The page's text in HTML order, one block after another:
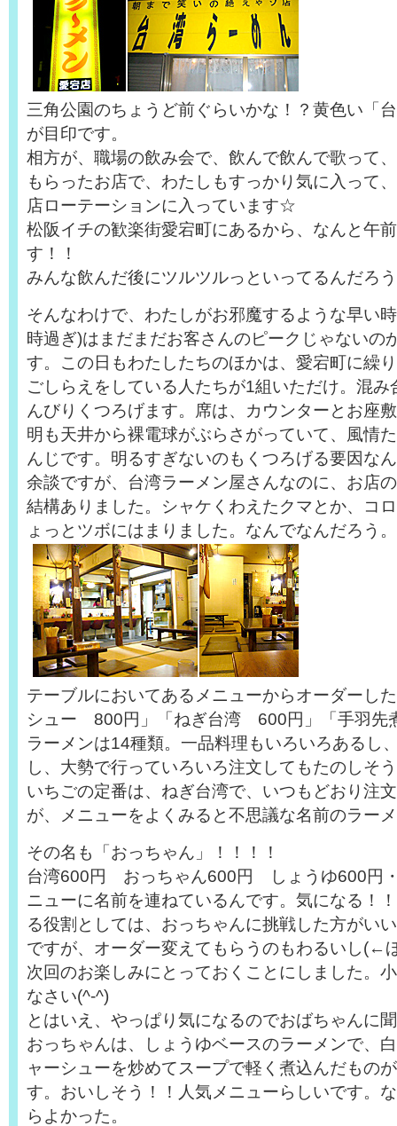
三角公園のちょうど前ぐらいかな！？黄色い「
が目印です。
相方が、職場の飲み会で、飲んで飲んで歌って
もらったお店で、わたしもすっかり気に入って
店ローテーションに入っています☆
松阪イチの歓楽街愛宕町にあるから、なんと午
す！！
みんな飲んだ後にツルツルっといってるんだろ
そんなわけで、わたしがお邪魔するような早い
時過ぎ)はまだまだお客さんのピークじゃないの
す。この日もわたしたちのほかは、愛宕町に繰
ごしらえをしている人たちが1組いただけ。混
んびりくつろげます。席は、カウンターとお座
明も天井から裸電球がぶらさがっていて、風情
んじです。明るすぎないのもくつろげる要因な
余談ですが、台湾ラーメン屋さんなのに、お店
結構ありました。シャケくわえたクマとか、コ
ょっとツボにはまりました。なんでなんだろう。
テーブルにおいてあるメニューからオーダーし
シュー 800円」「ねぎ台湾 600円」「手羽
ラーメンは14種類。一品料理もいろいろあるし
し、大勢で行っていろいろ注文してもたのしそ
いちごの定番は、ねぎ台湾で、いつもどおり注
が、メニューをよくみると不思議な名前のラー
その名も「おっちゃん」！！！！
台湾600円 おっちゃん600円 しょうゆ600円
ニューに名前を連ねているんです。気になる！
る役割としては、おっちゃんに挑戦した方がい
ですが、オーダー変えてもらうのもわるいし(←
次回のお楽しみにとっておくことにしました。
なさい(^-^)
とはいえ、やっぱり気になるのでおばちゃんに
おっちゃんは、しょうゆベースのラーメンで、
ャーシューを炒めてスープで軽く煮込んだもの
す。おいしそう！！人気メニューらしいです。
らよかった。